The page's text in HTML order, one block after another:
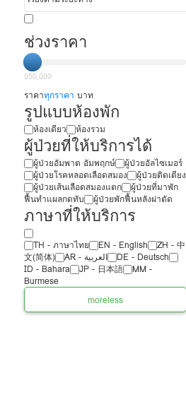
ช่วงราคา
050,000
ราคาทุกราคา บาท
รูปแบบห้องพัก
ห้องเดียว ห้องรวม
ผู้ป่วยที่ให้บริการได้
ผู้ป่วยอัมพาต อัมพฤกษ์
ผู้ป่วยอัลไซเมอร์
ผู้ป่วยโรคหลอดเลือดสมอง
ผู้ป่วยติดเตียง
ผู้ป่วยเส้นเลือดสมองแตก
ผู้ป่วยที่มาพัก
ฟื้นทำแผลกดทับ
ผู้ป่วยพักฟื้นหลังผ่าตัด
ภาษาที่ให้บริการ
TH - ‏ภาษาไทย EN - English
ZH - 中
文(简体)
‏AR - ‏العربية‏
DE - Deutsch
ID - Bahara
JP - 日本語
MM -
Burmese
moreless